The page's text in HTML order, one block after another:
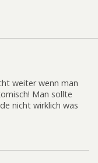
weiter wenn man
Man sollte
nicht wirklich was